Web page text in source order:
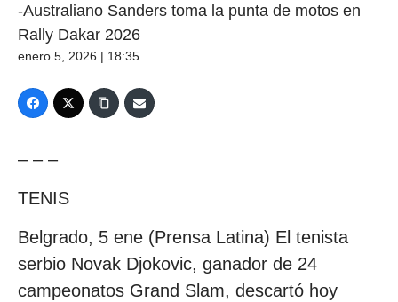
-Australiano Sanders toma la punta de motos en
Rally Dakar 2026
enero 5, 2026 | 18:35
– – –
TENIS
Belgrado, 5 ene (Prensa Latina) El tenista
serbio Novak Djokovic, ganador de 24
campeonatos Grand Slam, descartó hoy